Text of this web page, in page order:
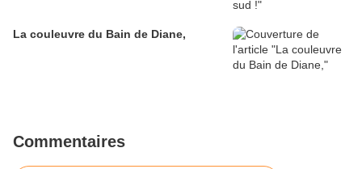
La couleuvre du Bain de Diane,
Commentaires